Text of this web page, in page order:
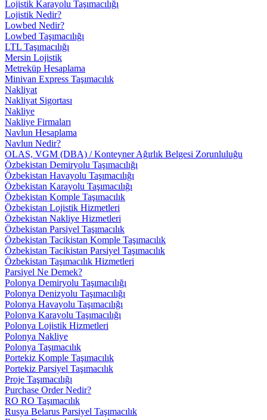
Lojistik Karayolu Taşımacılığı
Lojistik Nedir?
Lowbed Nedir?
Lowbed Taşımacılığı
LTL Taşımacılığı
Mersin Lojistik
Metreküp Hesaplama
Minivan Express Taşımacılık
Nakliyat
Nakliyat Sigortası
Nakliye
Nakliye Firmaları
Navlun Hesaplama
Navlun Nedir?
OLAS, VGM (DBA) / Konteyner Ağırlık Belgesi Zorunluluğu
Özbekistan Demiryolu Taşımacılığı
Özbekistan Havayolu Taşımacılığı
Özbekistan Karayolu Taşımacılığı
Özbekistan Komple Taşımacılık
Özbekistan Lojistik Hizmetleri
Özbekistan Nakliye Hizmetleri
Özbekistan Parsiyel Taşımacılık
Özbekistan Tacikistan Komple Taşımacılık
Özbekistan Tacikistan Parsiyel Taşımacılık
Özbekistan Taşımacılık Hizmetleri
Parsiyel Ne Demek?
Polonya Demiryolu Taşımacılığı
Polonya Denizyolu Taşımacılığı
Polonya Havayolu Taşımacılığı
Polonya Karayolu Taşımacılığı
Polonya Lojistik Hizmetleri
Polonya Nakliye
Polonya Taşımacılık
Portekiz Komple Taşımacılık
Portekiz Parsiyel Taşımacılık
Proje Taşımacılığı
Purchase Order Nedir?
RO RO Taşımacılık
Rusya Belarus Parsiyel Taşımacılık